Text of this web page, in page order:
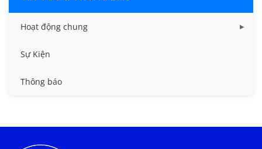
Hoạt động chung
Tin công tác sinh viên
Tin đào tạo
Tin tức chung
Sự Kiện
Thông báo